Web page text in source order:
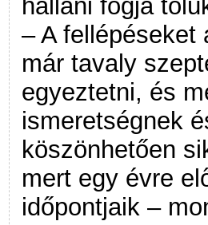
hallani fogja
– A
már tavaly
egyeztetni, és
ismeretségnek
köszönhetően
mert egy évre
időpontjaik –